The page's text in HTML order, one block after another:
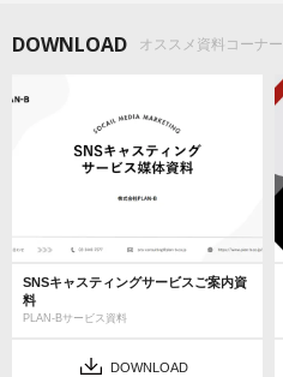
DOWNLOAD オススメ資料コーナー
SNSキャスティングサービスご案内資
料
PLAN-Bサービス資料
DOWNLOAD